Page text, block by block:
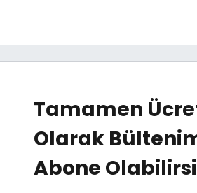
Tamamen
Olarak
Abone